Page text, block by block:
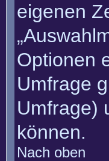
eigenen
Optionen
Umfrage
Umfrage)
können.
Nach oben